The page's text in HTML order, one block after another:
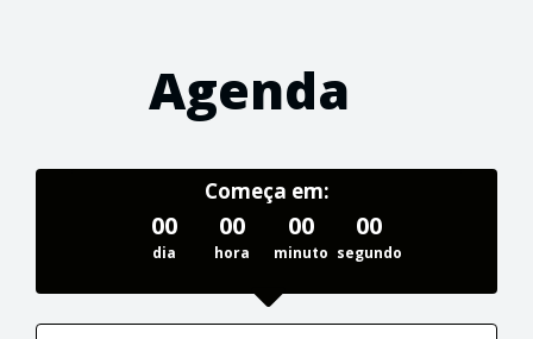
Agenda
Começa em:
00
dia
00
hora
00
minuto
00
segundo